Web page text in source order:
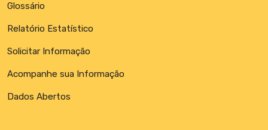
Glossário
Relatório Estatístico
Solicitar Informação
Acompanhe sua Informação
Dados Abertos